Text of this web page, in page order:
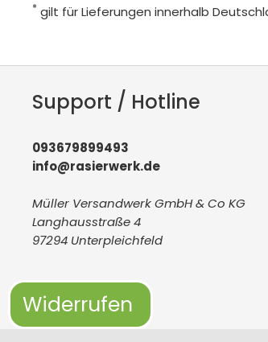
* gilt für Lieferungen innerhalb
Support / Hotline
093679899493
info@rasierwerk.de
Müller Versandwerk GmbH & Co KG
Langhausstraße 4
97294 Unterpleichfeld
Widerrufen